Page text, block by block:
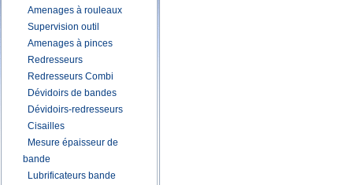
Amenages à rouleaux
Supervision outil
Amenages à pinces
Redresseurs
Redresseurs Combi
Dévidoirs de bandes
Dévidoirs-redresseurs
Cisailles
Mesure épaisseur de
bande
Lubrificateurs bande